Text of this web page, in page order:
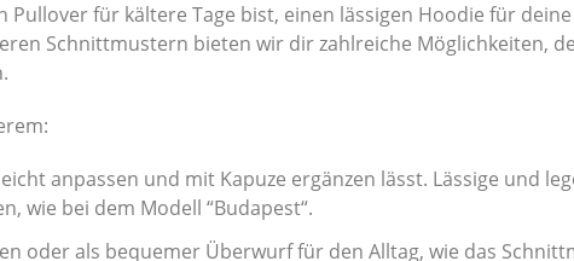
Produktseite
gewählt
Produktseite
gewählt
Pullover für kältere Tage bist, einen lässigen Hoodie für
Schnittmustern bieten wir dir zahlreiche Möglichkeiten,
anpassen und mit Kapuze ergänzen lässt. Lässige und
wie bei dem Modell “Budapest“.
oder als bequemer Überwurf für den Alltag, wie das